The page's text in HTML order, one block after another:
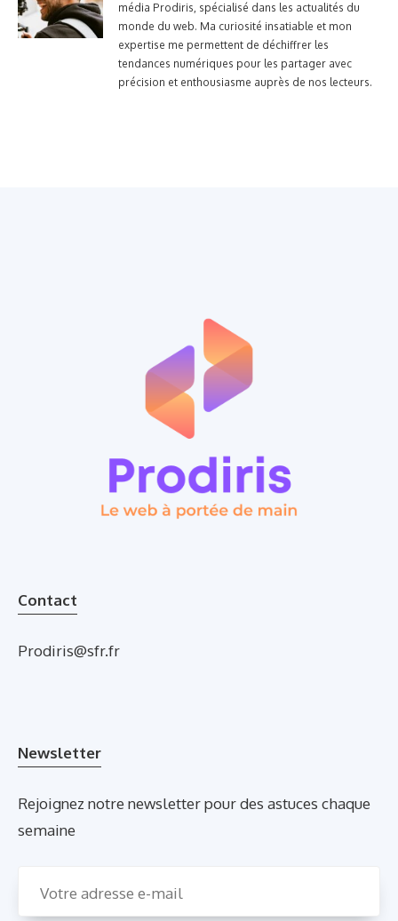
média Prodiris, spécialisé dans les actualités du
monde du web. Ma curiosité insatiable et mon
expertise me permettent de déchiffrer les
tendances numériques pour les partager avec
précision et enthousiasme auprès de nos lecteurs.
Contact
Prodiris@sfr.fr
Newsletter
Rejoignez notre newsletter pour des astuces chaque
semaine